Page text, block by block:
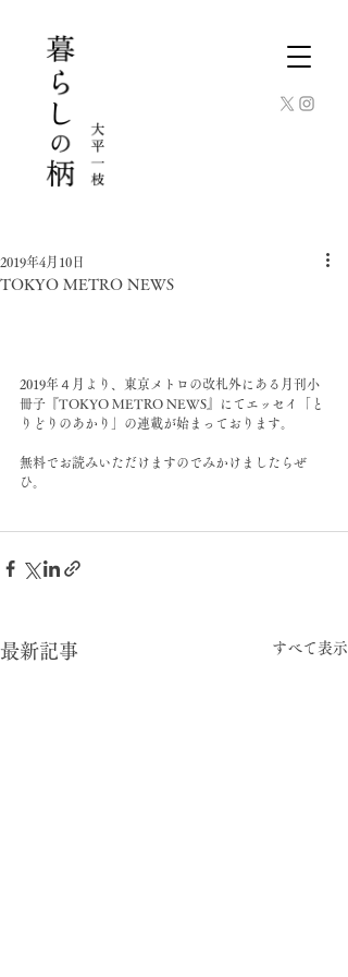
TOKYO METRO NEWS
2019年4月10日
2019年４月より、東京メトロの改札外にある月刊小
冊子『TOKYO METRO NEWS』にてエッセイ「と
りどりのあかり」の連載が始まっております。
無料でお読みいただけますのでみかけましたらぜ
ひ。
最新記事 すべて表示